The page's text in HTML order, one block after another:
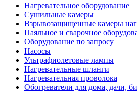
Нагревательное оборудование
Сушильные камеры
Взрывозащищенные камеры
Паяльное и сварочное
Оборудование по запросу
Насосы
Ультрафиолетовые лампы
Нагревательные шланги
Нагревательная проволока
Обогреватели для дома, дачи,